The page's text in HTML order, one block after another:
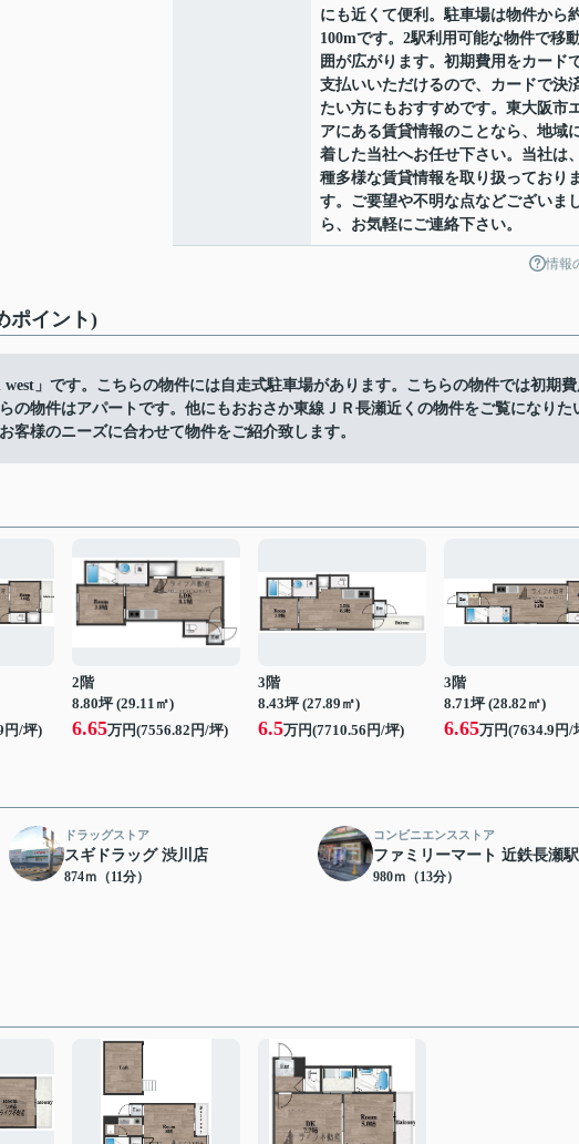
にも近くて便利。駐車場は物件から
100mです。2駅利用可能な物件で移
囲が広がります。初期費用をカード
支払いいただけるので、カードで決
たい方にもおすすめです。東大阪市
アにある賃貸情報のことなら、地域
着した当社へお任せ下さい。当社は
種多様な賃貸情報を取り扱っており
す。ご要望や不明な点などございま
ら、お気軽にご連絡下さい。
情報
ポイント)
」です。こちらの物件には自走式駐車場があります。こちらの物件では初期
の物件はアパートです。他にもおおさか東線ＪＲ長瀬近くの物件をご覧になりた
客様のニーズに合わせて物件をご紹介致します。
円/坪)
2階
8.80坪 (29.11㎡)
6.65万円(7556.82円/坪)
3階
8.43坪 (27.89㎡)
6.5万円(7710.56円/坪)
3階
8.71坪 (28.82㎡)
6.65万円(7634.9円/
ドラッグストア
スギドラッグ 渋川店
874ｍ（11分）
コンビニエンスストア
ファミリーマート 近鉄長瀬
980ｍ（13分）